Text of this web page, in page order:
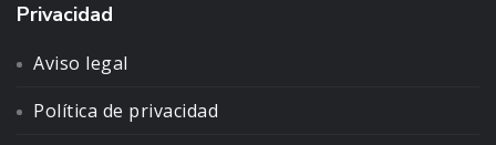
Privacidad
Aviso legal
Política de privacidad